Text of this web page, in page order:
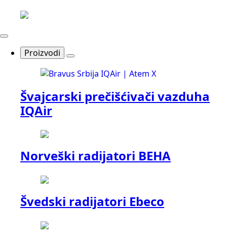
Proizvodi
Švajcarski prečišćivači vazduha
IQAir
Norveški radijatori BEHA
Švedski radijatori Ebeco